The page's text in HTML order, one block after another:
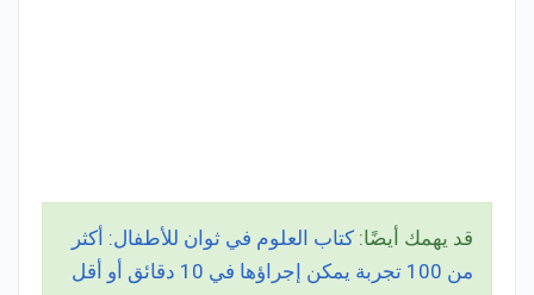
قد يهمك أيضًا: كتاب العلوم في ثوان للأطفال: أكثر
من 100 تجربة يمكن إجراؤها في 10 دقائق أو أقل